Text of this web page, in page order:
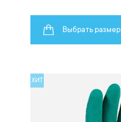
Выбрать размер
ХИТ